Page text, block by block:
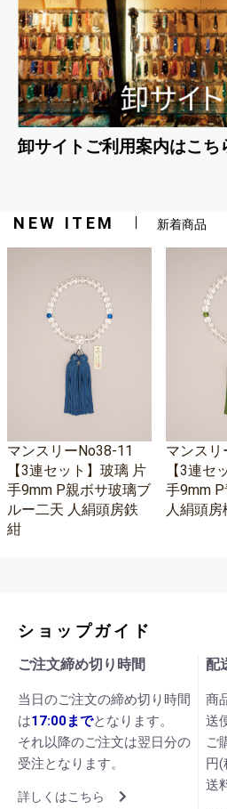
卸サイトご利用案内はこち
NEW ITEM 新着商品
マンスリーNo38-11
【3連セット】玻璃 片
手9mm P親ボサ玻璃ブ
ルー二天 人絹頭房鉄
紺
マンス
【3連セ
手9mm
人絹頭房
ショップガイド
ご注文締め切り時間
当日のご注文の締め切り時間
は17:00までとなります。
それ以降のご注文は翌日分の
受注となります。
詳しくはこちら
配
商
送
ご
円(
送